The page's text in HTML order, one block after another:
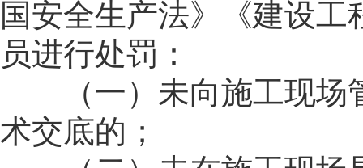
国安全生产法》《建设
员进行处罚：
（一）未向施工现场
术交底的；